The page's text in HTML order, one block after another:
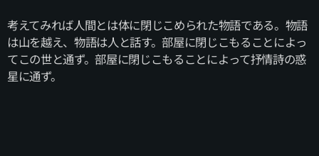
考えてみれば人間とは体に閉じこめられた物語である。物語
は山を越え、物語は人と話す。部屋に閉じこもることによっ
てこの世と通ず。部屋に閉じこもることによって抒情詩の惑
星に通ず。